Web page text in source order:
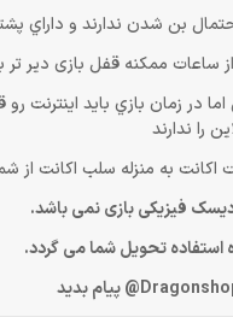
اما در زمان بازي بايد
را ندارند
اکانت به منزله سلب اکانت از
فیزیکی بازی نمی باشد.
استفاده تحویل شما می گردد.